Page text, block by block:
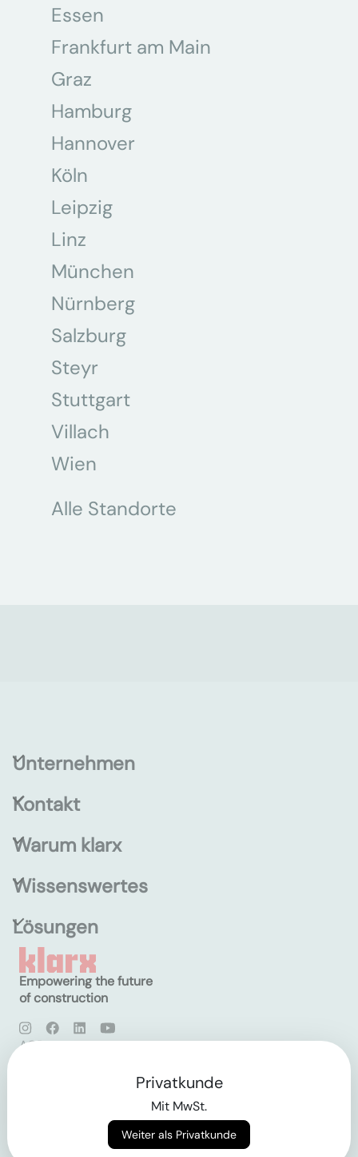
Essen
Frankfurt am Main
Graz
Hamburg
Hannover
Köln
Leipzig
Linz
München
Nürnberg
Salzburg
Steyr
Stuttgart
Villach
Wien
Alle Standorte
Unternehmen
Kontakt
Warum klarx
Wissenswertes
Lösungen
Empowering the future
of construction
AGB
Privatkunde
Mit MwSt.
Weiter als Privatkunde